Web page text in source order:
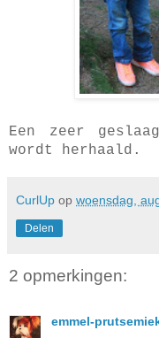
Een zeer
wordt herhaald.
CurlUp op woensdag,
Delen
2 opmerkingen:
emmel-